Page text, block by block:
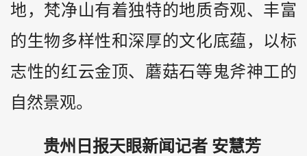
地，梵净山有着独特的地质奇观、丰富
的生物多样性和深厚的文化底蕴，以标
志性的红云金顶、蘑菇石等鬼斧神工的
自然景观。
贵州 日报天眼新闻记者 安慧芳